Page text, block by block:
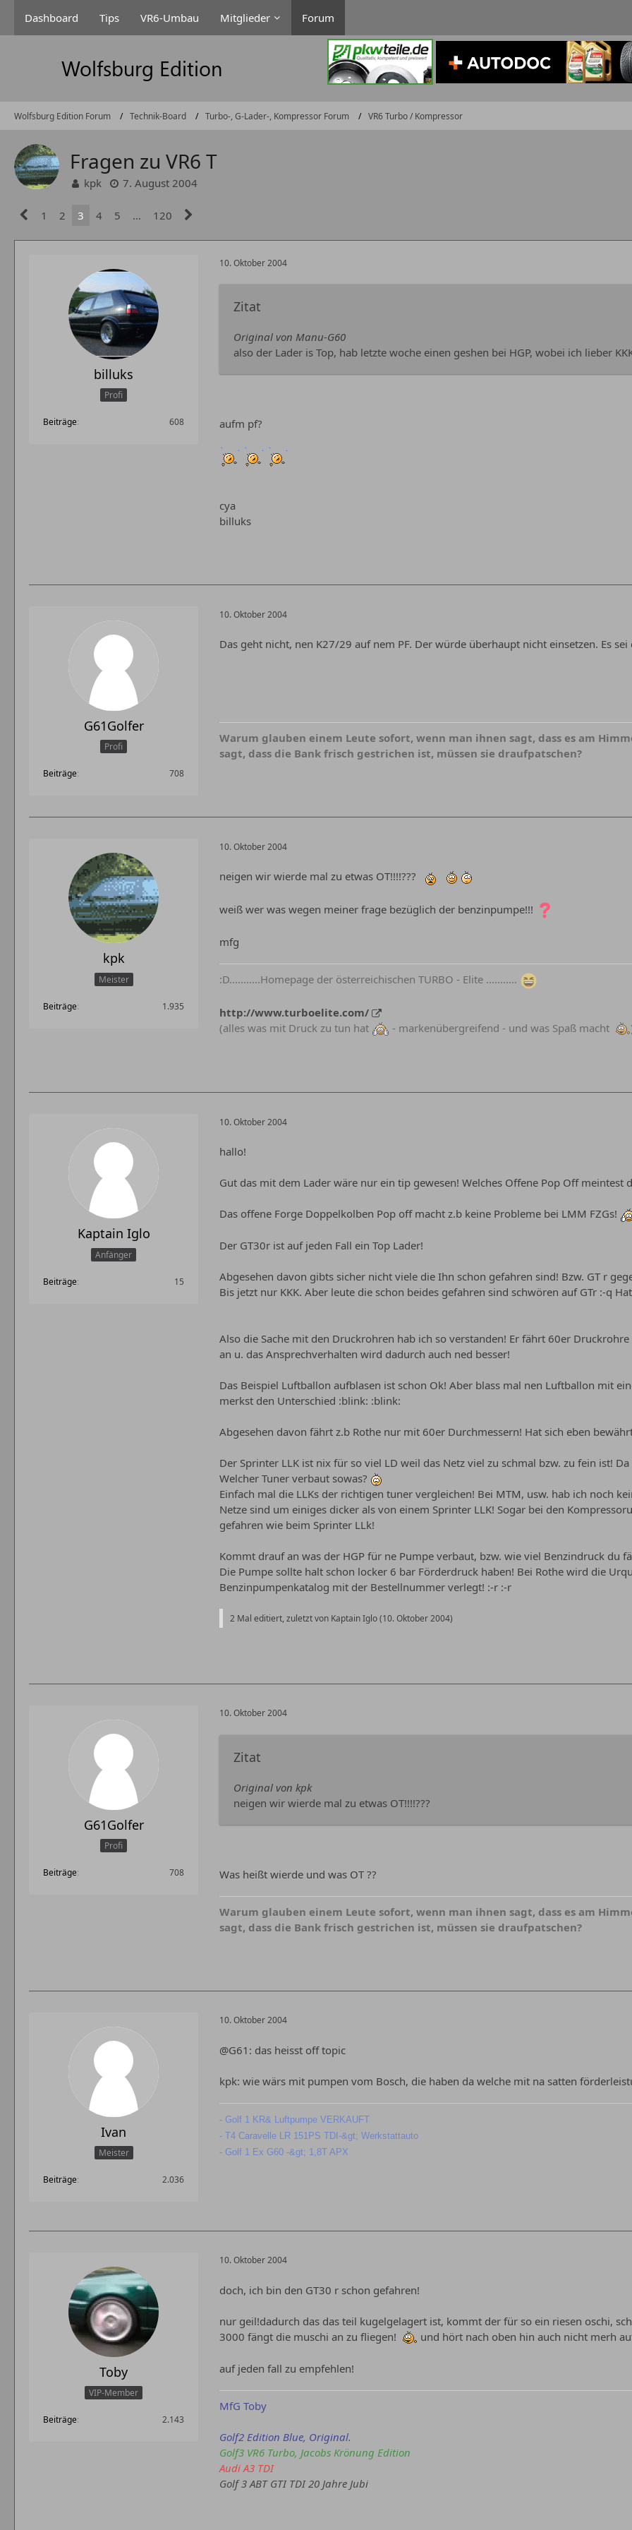
Dashboard Tips VR6-Umbau Mitglieder Forum
Wolfsburg Edition Forum Technik-Board Turbo-, G-Lader-, Kompressor Forum VR6 Turbo / Kompressor
Fragen zu VR6 T
kpk 7. August 2004
1 2 3 4 5 … 120
billuks
Profi
Beiträge 608
10. Oktober 2004
Zitat
Original von Manu-G60
also der Lader is Top, hab letzte woche einen geshen bei HGP, wobei ich lieber
aufm pf?
cya
billuks
G61Golfer
Profi
Beiträge 708
10. Oktober 2004
Das geht nicht, nen K27/29 auf nem PF. Der würde überhaupt nicht einsetzen. Es
Warum glauben einem Leute sofort, wenn man ihnen sagt, dass es am
sagt, dass die Bank frisch gestrichen ist, müssen sie draufpatschen?
kpk
Meister
Beiträge 1.935
10. Oktober 2004
neigen wir wierde mal zu etwas OT!!!!???
weiß wer was wegen meiner frage bezüglich der benzinpumpe!!!
mfg
:D...........Homepage der österreichischen TURBO - Elite ...........
http://www.turboelite.com/
(alles was mit Druck zu tun hat
- markenübergreifend - und was Spaß macht
Kaptain Iglo
Anfänger
Beiträge 15
10. Oktober 2004
hallo!
Gut das mit dem Lader wäre nur ein tip gewesen! Welches Offene Pop Off meintest
Das offene Forge Doppelkolben Pop off macht z.b keine Probleme bei LMM FZGs!
Der GT30r ist auf jeden Fall ein Top Lader!
Abgesehen davon gibts sicher nicht viele die Ihn schon gefahren sind! Bzw. GT r
Bis jetzt nur KKK. Aber leute die schon beides gefahren sind schwören auf GTr :-q
Also die Sache mit den Druckrohren hab ich so verstanden! Er fährt 60er
an u. das Ansprechverhalten wird dadurch auch ned besser!
Das Beispiel Luftballon aufblasen ist schon Ok! Aber blass mal nen Luftballon mit
merkst den Unterschied :blink: :blink:
Abgesehen davon fährt z.b Rothe nur mit 60er Durchmessern! Hat sich eben
Der Sprinter LLK ist nix für so viel LD weil das Netz viel zu schmal bzw. zu fein ist!
Welcher Tuner verbaut sowas?
Einfach mal die LLKs der richtigen tuner vergleichen! Bei MTM, usw. hab ich noch
Netze sind um einiges dicker als von einem Sprinter LLK! Sogar bei den
gefahren wie beim Sprinter LLk!
Kommt drauf an was der HGP für ne Pumpe verbaut, bzw. wie viel Benzindruck du
Die Pumpe sollte halt schon locker 6 bar Förderdruck haben! Bei Rothe wird die
Benzinpumpenkatalog mit der Bestellnummer verlegt! :-r :-r
2 Mal editiert, zuletzt von Kaptain Iglo (10. Oktober 2004)
G61Golfer
Profi
Beiträge 708
10. Oktober 2004
Zitat
Original von kpk
neigen wir wierde mal zu etwas OT!!!!???
Was heißt wierde und was OT ??
Warum glauben einem Leute sofort, wenn man ihnen sagt, dass es am
sagt, dass die Bank frisch gestrichen ist, müssen sie draufpatschen?
Ivan
Meister
Beiträge 2.036
10. Oktober 2004
@G61: das heisst off topic
kpk: wie wärs mit pumpen vom Bosch, die haben da welche mit na satten
- Golf 1 KR& Luftpumpe VERKAUFT
- T4 Caravelle LR 151PS TDI-&gt; Werkstattauto
- Golf 1 Ex G60 -&gt; 1,8T APX
Toby
VIP-Member
Beiträge 2.143
10. Oktober 2004
doch, ich bin den GT30 r schon gefahren!
nur geil!dadurch das das teil kugelgelagert ist, kommt der für so ein riesen oschi,
3000 fängt die muschi an zu fliegen!
und hört nach oben hin auch nicht merh
auf jeden fall zu empfehlen!
MfG Toby
Golf2 Edition Blue, Original.
Golf3 VR6 Turbo, Jacobs Krönung Edition
Audi A3 TDI
Golf 3 ABT GTI TDI 20 Jahre Jubi